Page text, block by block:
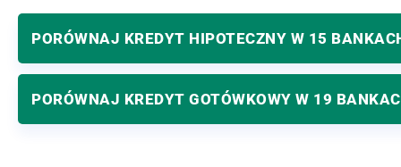
PORÓWNAJ KREDYT HIPOTECZNY W 15
PORÓWNAJ KREDYT GOTÓWKOWY W 19